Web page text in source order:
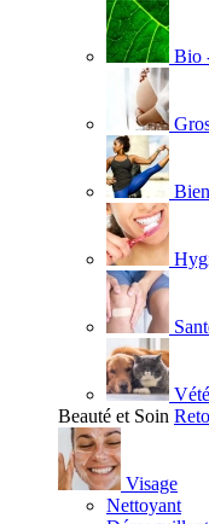
Bio
Beauté et Soin
Visage
Nettoyant